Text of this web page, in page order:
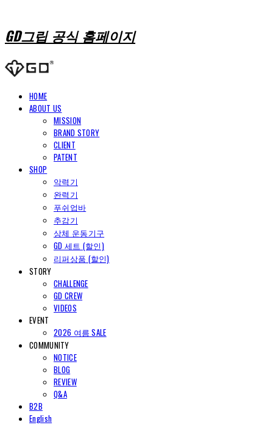
GD그립 공식 홈페이지
HOME
ABOUT US
MISSION
BRAND STORY
CLIENT
PATENT
SHOP
악력기
완력기
푸쉬업바
추감기
상체 운동기구
GD 세트 (할인)
리퍼상품 (할인)
STORY
CHALLENGE
GD CREW
VIDEOS
EVENT
2026 여름 SALE
COMMUNITY
NOTICE
BLOG
REVIEW
Q&A
B2B
English